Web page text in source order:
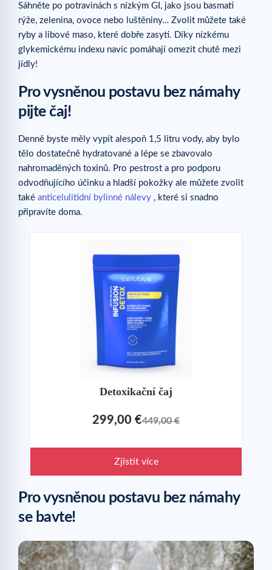
Sáhněte po potravinách s nízkým GI, jako jsou basmati
rýže, zelenina, ovoce nebo luštěniny… Zvolit můžete také
ryby a libové maso, které dobře zasytí. Díky nízkému
glykemickému indexu navíc pomáhají omezit chutě mezi
jídly!
Pro vysněnou postavu bez námahy
pijte čaj!
Denně byste měly vypít alespoň 1,5 litru vody, aby bylo
tělo dostatečně hydratované a lépe se zbavovalo
nahromaděných toxinů. Pro pestrost a pro podporu
odvodňujícího účinku a hladší pokožky ale můžete zvolit
také anticelulitidní bylinné nálevy , které si snadno
připravíte doma.
Detoxikační čaj
299,00 €449,00 €
Zjistit více
Pro vysněnou postavu bez námahy
se bavte!